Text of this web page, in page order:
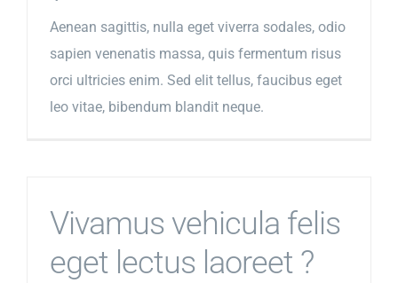
Aenean sagittis, nulla eget viverra sodales, odio
sapien venenatis massa, quis fermentum risus
orci ultricies enim. Sed elit tellus, faucibus eget
leo vitae, bibendum blandit neque.
Vivamus vehicula felis
eget lectus laoreet ?